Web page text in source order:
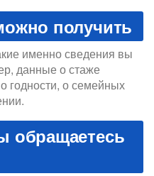
получить
именно сведения вы
данные о стаже
годности, о семейных
обращаетесь